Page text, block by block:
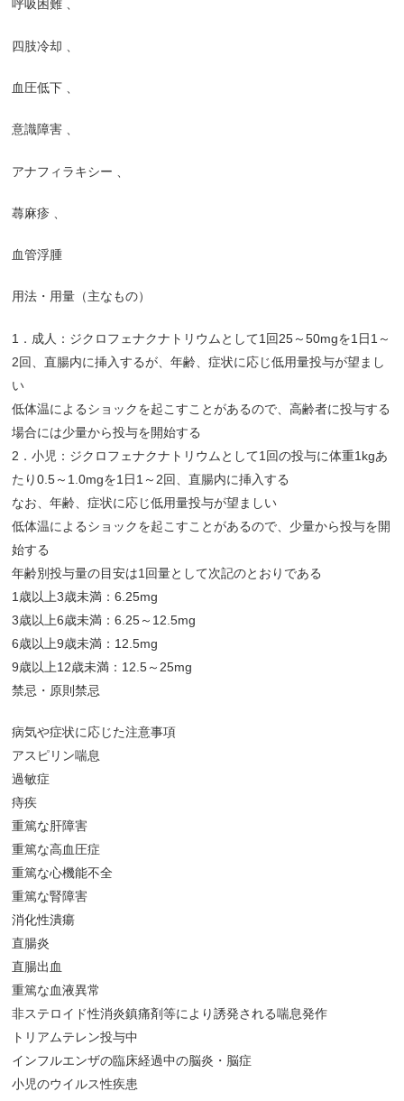
呼吸困難 、
四肢冷却
血圧低下
意識障害 、
アナフィラキシー
蕁麻疹
血管浮腫
用法・用量（主なもの）
1 ．成人：ジクロフェナクナトリウムとして1 回25～50mgを1 日1 ～
2回、直腸内に挿入するが、年齢、症状に応じ低用量投与が望まし
い
低体温によるショックを起こすことがあるので、高齢者に投与する
場合には少量から投与を開始する
2 ．小児：ジクロフェナクナトリウムとして1 回の投与に体重1kgあ
たり0.5～ 1.0mgを1 日1 ～ 2回、直腸内に挿入する
なお、年齢、症状に応じ低用量投与が望ましい
低体温によるショックを起こすことがあるので、少量から投与を開
始する
年齢別投与量の目安は1 回量として次記のとおりである
1 歳以上3歳未満：6.25mg
3歳以上6歳未満：6.25～ 12.5mg
6歳以上9歳未満： 12.5mg
9歳以上12歳未満： 12.5～ 25mg
禁忌・原則禁忌
病気や症状に応じた注意事項
アスピリン喘息
過敏症
痔疾
重篤な肝障害
重篤な高血圧症
重篤な心機能不全
重篤な腎障害
消化性潰瘍
直腸炎
直腸出血
重篤な血液異常
非ステロイド性消炎鎮痛剤等により誘発される喘息発作
トリアムテレン投与中
インフルエンザの臨床経過中の脳炎・脳症
小児のウイルス性疾患